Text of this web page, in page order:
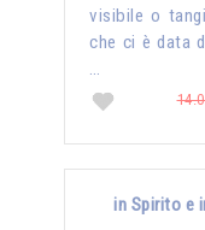
visibile o
che ci è data
…
in Spirito e